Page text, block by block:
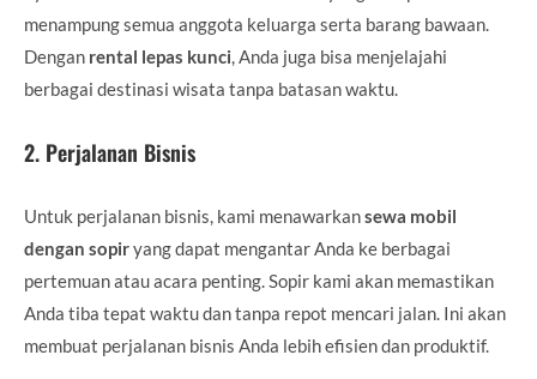
menampung semua anggota keluarga serta barang bawaan.
Dengan rental lepas kunci , Anda juga bisa menjelajahi
berbagai destinasi wisata tanpa batasan waktu.
2. Perjalanan Bisnis
Untuk perjalanan bisnis, kami menawarkansewa mobil
dengan sopiryang dapat mengantar Anda ke berbagai
pertemuan atau acara penting. Sopir kami akan memastikan
Anda tiba tepat waktu dan tanpa repot mencari jalan. Ini akan
membuat perjalanan bisnis Anda lebih efisien dan produktif.